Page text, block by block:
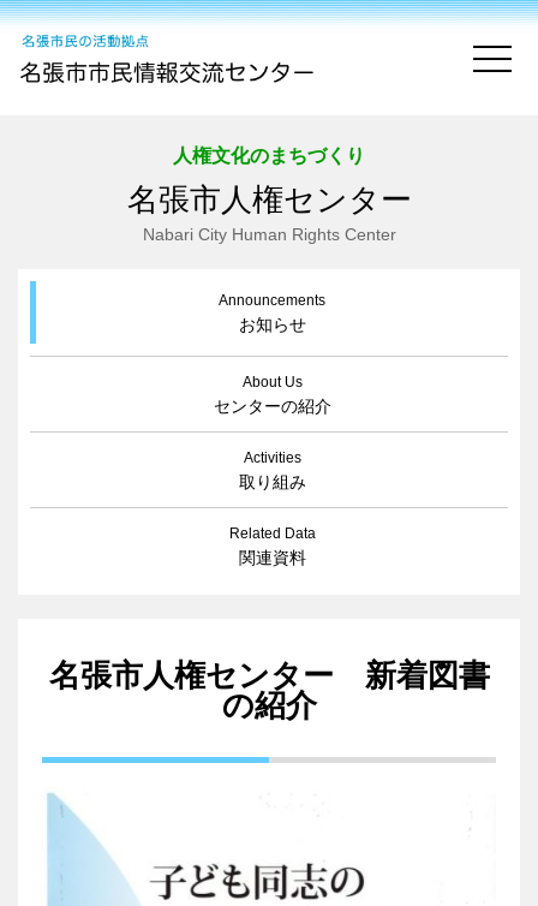
人権文化のまちづくり
名張市人権センター
Nabari City Human Rights Center
Announcements
お知らせ
About Us
センターの紹介
Activities
取り組み
Related Data
関連資料
名張市人権センター 新着図書
の紹介